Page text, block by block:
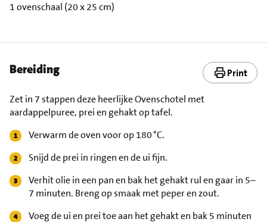
1 ovenschaal (20 x 25 cm)
Bereiding Print
Zet in 7 stappen deze heerlijke Ovenschotel met
aardappelpuree, prei en gehakt op tafel.
Verwarm de oven voor op 180 °C.
Snijd de prei in ringen en de ui fijn.
Verhit olie in een pan en bak het gehakt rul en gaar in 5–
7 minuten. Breng op smaak met peper en zout.
Voeg de ui en prei toe aan het gehakt en bak 5 minuten